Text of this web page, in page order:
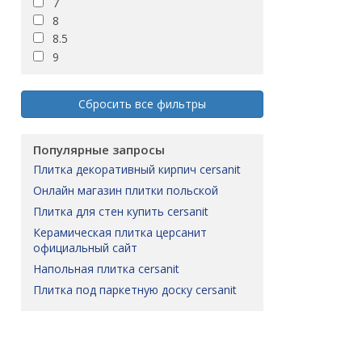
LENOX
LOCARNO
LONGREACH
LOREN
LUSY
Letizia
MARENGO
MARVIS
MATHIS
MELANIE
Malbork
Marble room
Margo
Mariel
8
8.5
9
Сбросить все фильтры
Популярные запросы
плитка декоративный кирпич cersanit
онлайн магазин плитки польской
плитка для стен купить cersanit
керамическая плитка церсанит
официальный сайт
напольная плитка cersanit
плитка под паркетную доску cersanit